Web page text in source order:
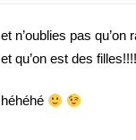
et n’oublies pas
et qu’on est des
héhéhé